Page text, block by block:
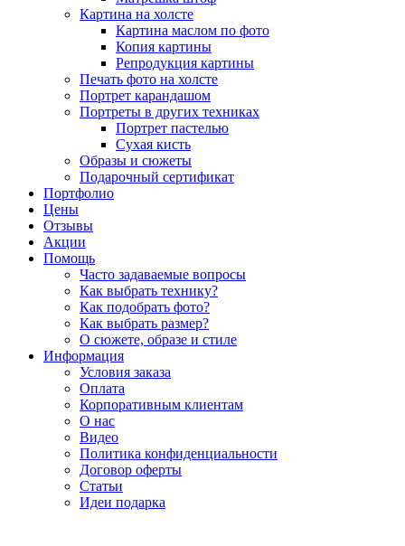
Картина на холсте
Картина маслом по фото
Копия картины
Репродукция картины
Печать фото на холсте
Портрет карандашом
Портреты в других техниках
Портрет пастелью
Сухая кисть
Образы и сюжеты
Подарочный сертификат
Портфолио
Цены
Отзывы
Акции
Помощь
Часто задаваемые вопросы
Как выбрать технику?
Как подобрать фото?
Как выбрать размер?
О сюжете, образе и стиле
Информация
Условия заказа
Оплата
Корпоративным клиентам
О нас
Видео
Политика конфиденциальности
Договор оферты
Статьи
Идеи подарка